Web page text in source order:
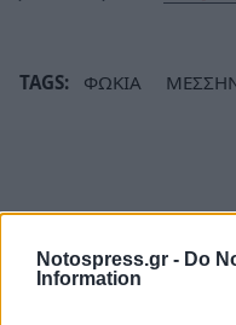
Notospress.gr - Do
Information
TAGS: ΦΩΚΙΑ